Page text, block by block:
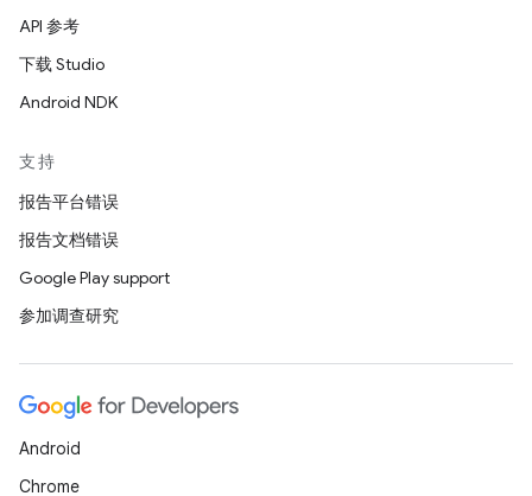
API 参考
下载 Studio
Android NDK
支持
报告平台错误
报告文档错误
Google Play support
参加调查研究
Android
Chrome